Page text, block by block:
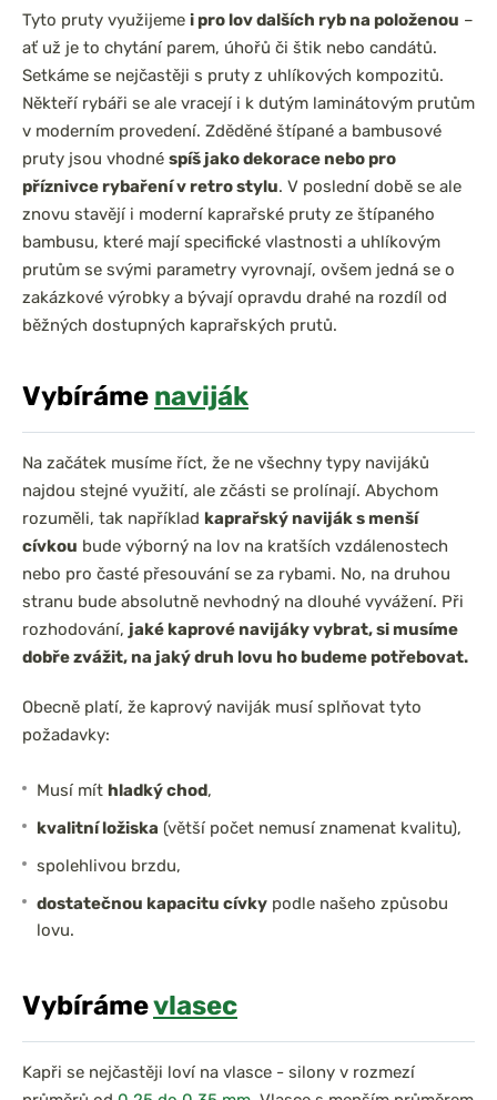
Tyto pruty využijeme i pro lov dalších ryb na položenou –
ať už je to chytání parem, úhořů či štik nebo candátů.
Setkáme se nejčastěji s pruty z uhlíkových kompozitů.
Někteří rybáři se ale vracejí i k dutým laminátovým prutům
v moderním provedení. Zděděné štípané a bambusové
pruty jsou vhodné spíš jako dekorace nebo pro
příznivce rybaření v retro stylu. V poslední době se ale
znovu stavějí i moderní kaprařské pruty ze štípaného
bambusu, které mají specifické vlastnosti a uhlíkovým
prutům se svými parametry vyrovnají, ovšem jedná se o
zakázkové výrobky a bývají opravdu drahé na rozdíl od
běžných dostupných kaprařských prutů.
Vybíráme naviják
Na začátek musíme říct, že ne všechny typy navijáků
najdou stejné využití, ale zčásti se prolínají. Abychom
rozuměli, tak například kaprařský naviják s menší
cívkou bude výborný na lov na kratších vzdálenostech
nebo pro časté přesouvání se za rybami. No, na druhou
stranu bude absolutně nevhodný na dlouhé vyvážení. Při
rozhodování, jaké kaprové navijáky vybrat, si musíme
dobře zvážit, na jaký druh lovu ho budeme potřebovat.
Obecně platí, že kaprový naviják musí splňovat tyto
požadavky:
Musí mít hladký chod,
kvalitní ložiska (větší počet nemusí znamenat kvalitu),
spolehlivou brzdu,
dostatečnou kapacitu cívkypodle našeho způsobu
lovu.
Vybírámevlasec
Kapři se nejčastěji loví na vlasce - silony v rozmezí